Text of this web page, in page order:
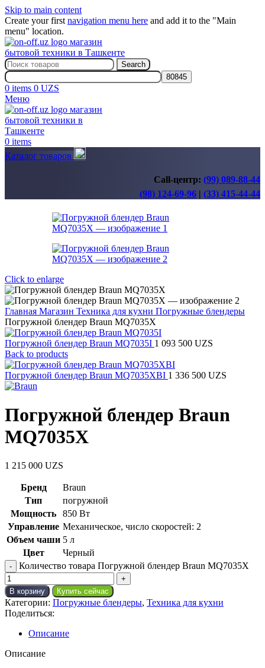
Skip to main content
Create your first navigation menu here and add it to the "Main
menu" location.
Search
0 items 0 UZS
Меню
0 items
Каталог товаров
Call-центр: (99) 089-88-44
(98) 124-69-96 | (33) 415-44-44
Click to enlarge
Главная Магазин Техника для кухни Погружные блендеры
Погружной блендер Braun MQ7035X
Погружной блендер Braun MQ7035I 1 093 500 UZS
Back to products
Погружной блендер Braun MQ7035XBI 1 336 500 UZS
Погружной блендер Braun
MQ7035X
1 215 000 UZS
Бренд
Braun
Тип
погружной
Мощность
850 Вт
Управление Механическое, число скоростей: 2
Объем чаши 5 л
Цвет
Черный
Количество товара Погружной блендер Braun MQ7035X
В корзину Купить сейчас
Категории: Погружные блендеры, Техника для кухни
Поделиться:
Описание
Описание